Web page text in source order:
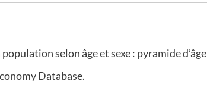
selon âge et sexe : pyramide d’âge
Database.